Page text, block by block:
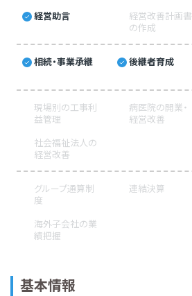
経営助言
経営改善計画書
の作成
相続・事業承継 後継者育成
現場別の工事利
益管理
病医院の開業・
経営改善
社会福祉法人の
経営改善
グループ通算制
度
連結決算
海外子会社の業
績把握
基本情報